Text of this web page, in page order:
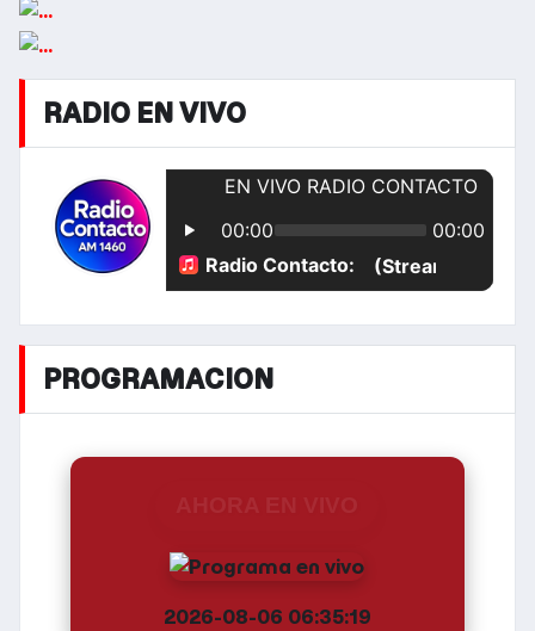
RADIO EN VIVO
PROGRAMACION
2026-08-06 06:35:19